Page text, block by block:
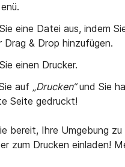
eine Datei aus, indem
Drag & Drop hinzufügen.
einen Drucker.
auf „Drucken“und Sie
Seite gedruckt!
bereit, Ihre Umgebung
zum Drucken einladen!